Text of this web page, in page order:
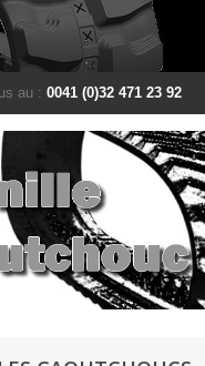
au : 0041 (0)32 471 23 92